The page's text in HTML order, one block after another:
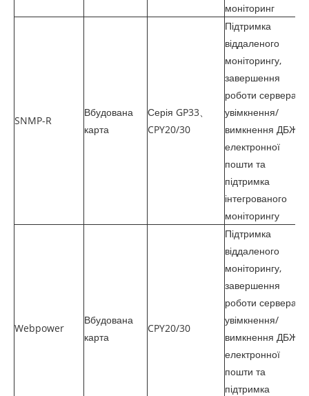
моніторинг
SNMP-R
Вбудована
карта
Серія GP33、
CPY20/30
Підтримка
віддаленого
моніторингу,
завершення
роботи сервера,
увімкнення/
вимкнення ДБЖ,
електронної
пошти та
підтримка
інтегрованого
моніторингу
Webpower
Вбудована
карта
CPY20/30
Підтримка
віддаленого
моніторингу,
завершення
роботи сервера,
увімкнення/
вимкнення ДБЖ,
електронної
пошти та
підтримка